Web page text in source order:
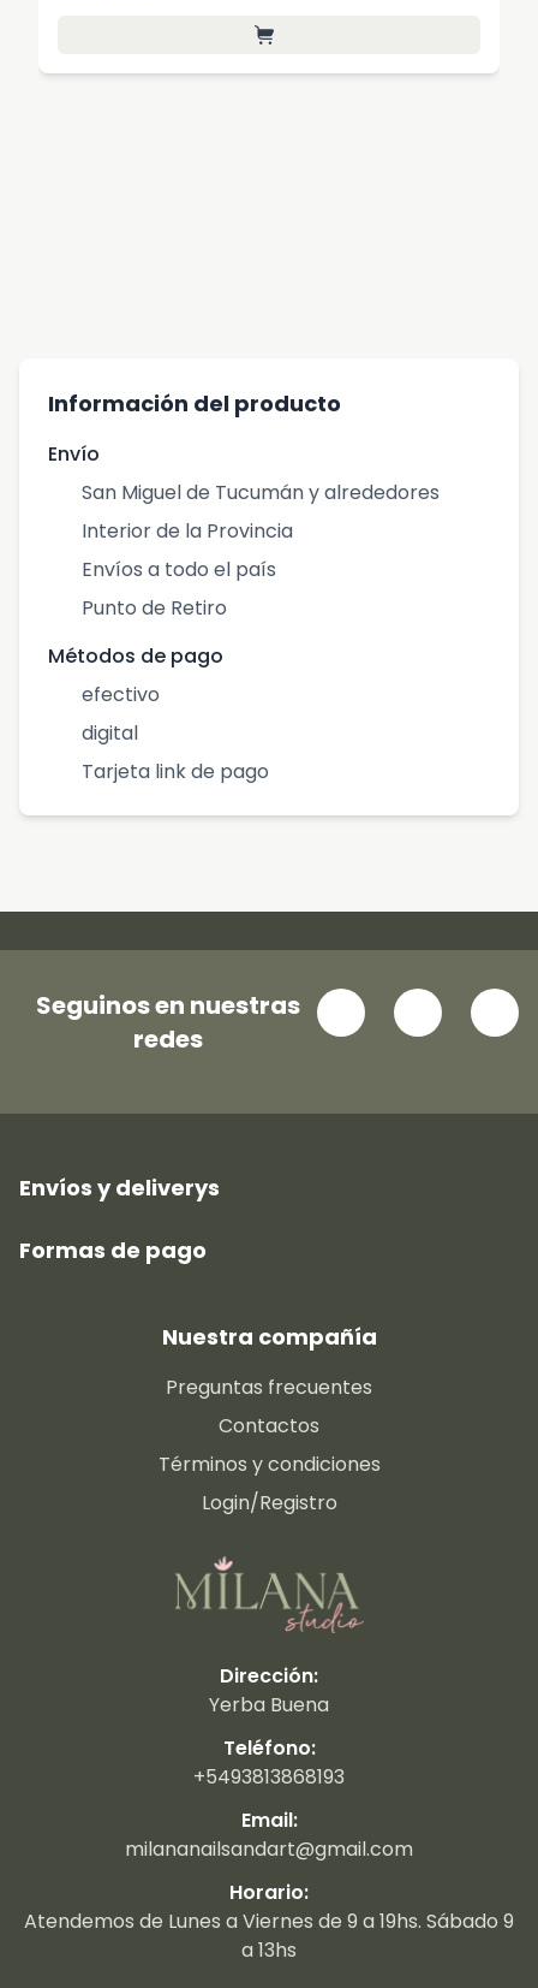
Información del producto
Envío
San Miguel de Tucumán y alrededores
Interior de la Provincia
Envíos a todo el país
Punto de Retiro
Métodos de pago
efectivo
digital
Tarjeta link de pago
Seguinos en nuestras
redes
Envíos y deliverys
Formas de pago
Nuestra compañía
Preguntas frecuentes
Contactos
Términos y condiciones
Login/Registro
Dirección:
Yerba Buena
Teléfono:
+5493813868193
Email:
milananailsandart@gmail.com
Horario:
Atendemos de Lunes a Viernes de 9 a 19hs. Sábado 9
a 13hs